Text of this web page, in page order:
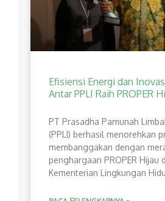
Efisiensi Energi dan
Antar PPLI Raih PROPER
PT Prasadha Pamunah
(PPLI) berhasil menorehkan
membanggakan dengan
penghargaan PROPER Hijau
Kementerian Lingkungan